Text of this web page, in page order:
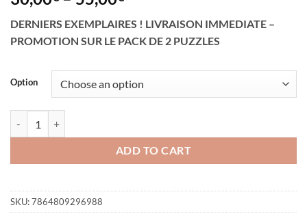
30,00€
through
DERNIERS EXEMPLAIRES ! LIVRAISON IMMEDIATE –
PROMOTION SUR LE PACK DE 2 PUZZLES
Option
ADD TO CART
SKU:7864809296988